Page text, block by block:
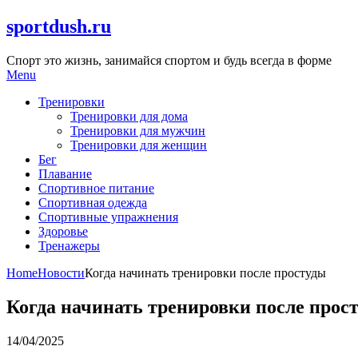
Skip
to
sportdush.ru
Спорт это жизнь, занимайся спортом и будь всегда в форме
Menu
Тренировки
Тренировки для дома
Тренировки для мужчин
Тренировки для женщин
Бег
Плавание
Спортивное питание
Спортивная одежда
Спортивные упражнения
Здоровье
Тренажеры
HomeНовостиКогда начинать тренировки после простуды
Когда начинать тренировки после
14/04/2025